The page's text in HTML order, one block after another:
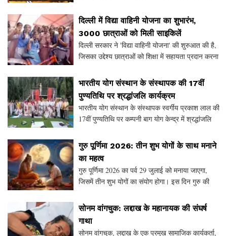
करेंगे। जानें इस मेले की प्रमुख तिथियाँ और इसके
दिल्ली में विद्या वाहिनी योजना का शुभारंभ,
3000 छात्राओं को मिली साइकिलें
दिल्ली सरकार ने 'विद्या वाहिनी योजना' की शुरुआत की है,
जिसका उद्देश्य छात्राओं को शिक्षा में सहायता प्रदान करना
साइकिलें वितरित की गईं। मुख्यमंत्री रेखा ग
भारतीय योग संस्थान के संस्थापक की 17वीं
पुण्यतिथि पर श्रद्धांजलि कार्यक्रम
भारतीय योग संस्थान के संस्थापक स्वर्गीय प्रकाश लाल की
17वीं पुण्यतिथि पर कम्पनी बाग योग केन्द्र में श्रद्धांजलि
50 से 60 योग साधकों ने भाग लिया और संस्थाप
गुरु पूर्णिमा 2026: तीन शुभ योगों के साथ मनाने
का महत्व
गुरु पूर्णिमा 2026 का पर्व 29 जुलाई को मनाया जाएगा,
जिसमें तीन शुभ योगों का संयोग होगा। इस दिन गुरु की
मदद करता है। जानें गुरु पूजा का शुभ मुह
सोनम वांगचुक: लद्दाख के महानायक की संघर्ष
गाथा
सोनम वांगचुक, लद्दाख के एक प्रमुख सामाजिक कार्यकर्ता,